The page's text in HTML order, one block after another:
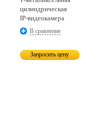
цилиндрическая
IP-видеокамера
В сравнение
Запросить цену